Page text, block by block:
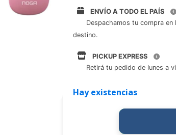
ENVÍO A TODO EL PAÍS
Despachamos tu compra
destino.
PICKUP EXPRESS
Retirá tu pedido de lunes a
Hay existencias